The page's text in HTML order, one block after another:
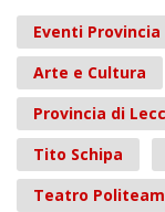
Eventi Provincia
Arte e Cultura
Provincia di
Tito Schipa
Teatro